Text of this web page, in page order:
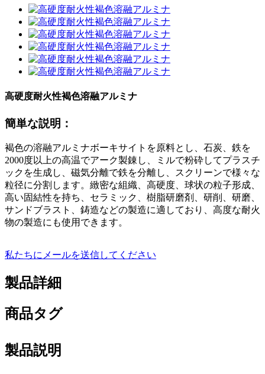
高硬度耐火性褐色溶融アルミナ
簡単な説明：
褐色の溶融アルミナボーキサイトを原料とし、石炭、鉄を
2000度以上の高温でアーク製錬し、ミルで粉砕してプラスチ
ックを生成し、磁気分離で鉄を分離し、スクリーンで様々な
粒径に分割します。緻密な組織、高硬度、球状の粒子形成、
高い固結性を持ち、セラミック、樹脂研磨剤、研削、研磨、
サンドブラスト、鋳造などの製造に適しており、高度な耐火
物の製造にも使用できます。
私たちにメールを送信してください
製品詳細
商品タグ
製品説明